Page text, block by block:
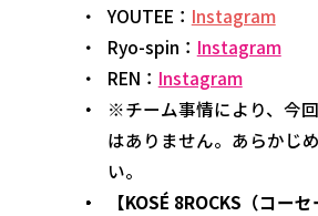
YOUTEE： Instagram
Ryo-spin： Instagram
REN： Instagram
※チーム事情により、今
はありません。あらかじ
い。
【KOSÉ 8ROCKS（コー